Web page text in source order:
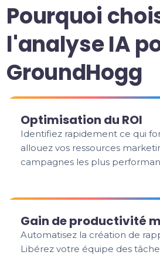
Pourquoi
l'analyse IA
GroundHogg
Optimisation du ROI
Identifiez rapidement ce qui
allouez vos ressources
campagnes les plus
Gain de productivité
Automatisez la création de
Libérez votre équipe des